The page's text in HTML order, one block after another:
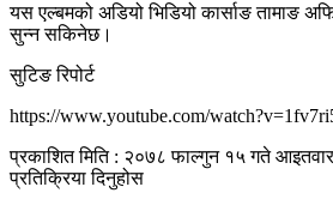
यस एल्बमको अडियो भिडियो कार्साङ तामाङ
सुन्न सकिनेछ।
सुटिङ रिपोर्ट
https://www.youtube.com/
प्रकाशित मिति : २०७८ फाल्गुन १५ गते आइतवार
प्रतिक्रिया दिनुहोस